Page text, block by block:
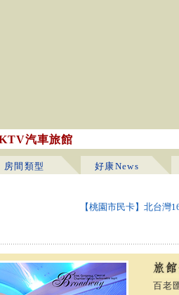
汽車旅館
房間類型 好康News
【桃園市民卡】北台灣
百老